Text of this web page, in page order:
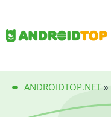
ANDROIDTOP.NET »